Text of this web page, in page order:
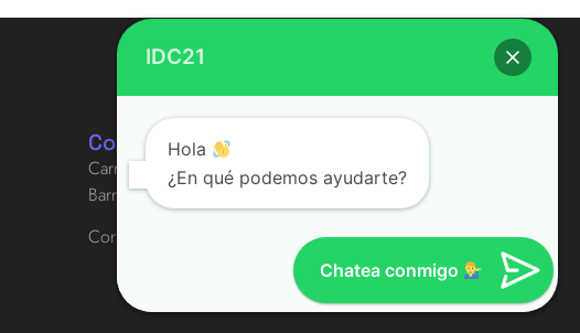
Contacto
Carrera 59 # 75-110
Barranquilla - Colombia
Correo:
IDC21
Hola
¿En qué podemos ayudarte?
Chatea conmigo